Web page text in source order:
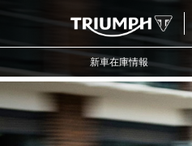
新車在庫情報